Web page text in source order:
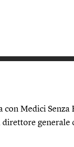
con Medici
generale